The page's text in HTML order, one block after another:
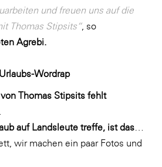
und freuen uns auf die
Thomas Stipsits“, so
Agrebi.
Wordrap
Thomas Stipsits fehlt
auf Landsleute treffe, ist das
wir machen ein paar Fotos und